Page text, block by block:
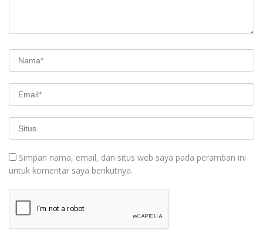
Simpan nama, email, dan situs web saya pada peramban ini
untuk komentar saya berikutnya.